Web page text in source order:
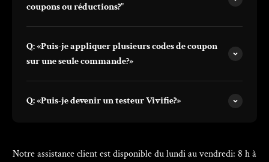
coupons ou réductions?"
Q: «Puis-je appliquer plusieurs codes de coupon
sur une seule commande?»
Q: «Puis-je devenir un testeur Vivifie?»
Notre assistance client est disponible du lundi au vendredi: 8 h à